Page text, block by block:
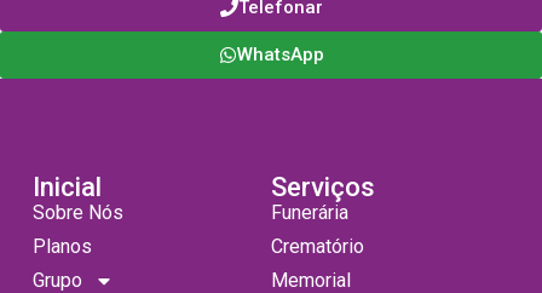
Telefonar
WhatsApp
Inicial
Sobre Nós
Planos
Grupo
Serviços
Funerária
Crematório
Memorial